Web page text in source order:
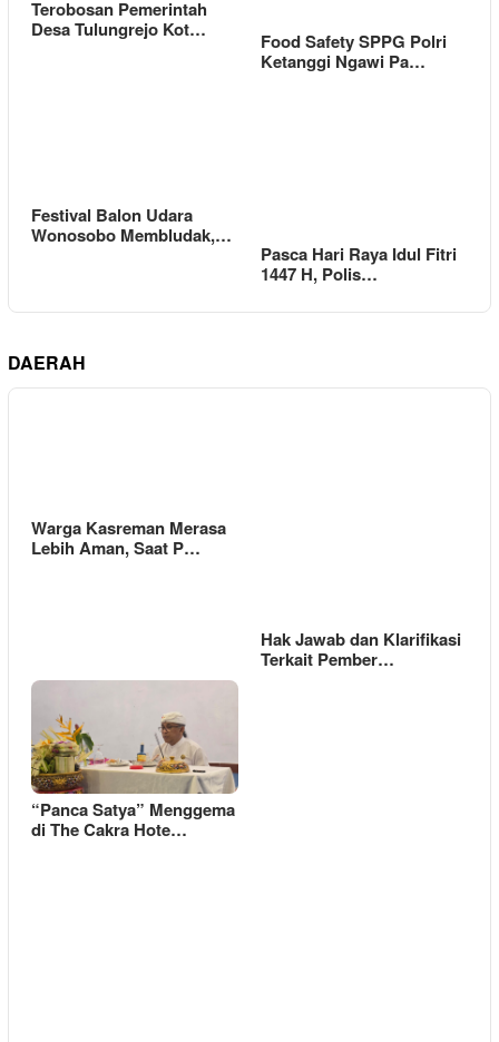
Terobosan Pemerintah
Desa Tulungrejo Kot…
Food Safety SPPG Polri
Ketanggi Ngawi Pa…
Festival Balon Udara
Wonosobo Membludak,…
Pasca Hari Raya Idul Fitri
1447 H, Polis…
DAERAH
Warga Kasreman Merasa
Lebih Aman, Saat P…
Hak Jawab dan Klarifikasi
Terkait Pember…
“Panca Satya” Menggema
di The Cakra Hote…